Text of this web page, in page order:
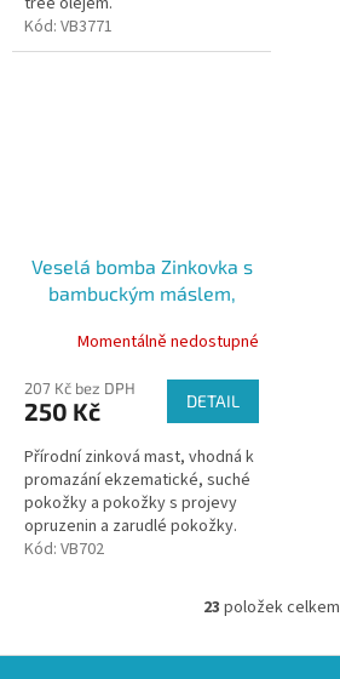
Kód: VB3771
Veselá bomba Zinkovka s
bambuckým máslem,
Momentálně nedostupné
207 Kč bez DPH
250 Kč DETAIL
Přírodní zinková mast, vhodná k
promazání ekzematické, suché
pokožky a pokožky s projevy
opruzenin a zarudlé pokožky.
Kód: VB702
O
l
23 položek celkem